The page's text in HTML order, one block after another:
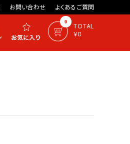
お問い合わせ よくあるご質問
0
TOTAL
￥0